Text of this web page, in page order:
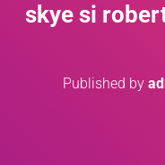
skye si
Published by